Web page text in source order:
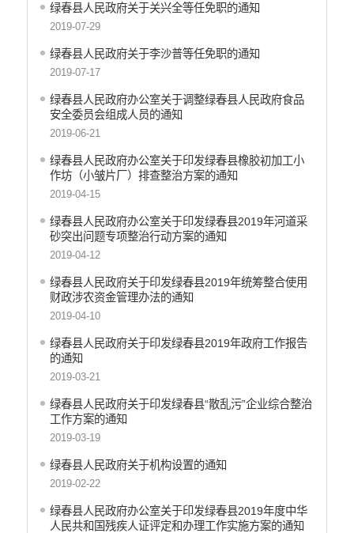
绿春县人民政府关于关兴全等任免职的通知
2019-07-29
绿春县人民政府关于李沙普等任免职的通知
2019-07-17
绿春县人民政府办公室关于调整绿春县人民政府食品
安全委员会组成人员的通知
2019-06-21
绿春县人民政府办公室关于印发绿春县橡胶初加工小
作坊（小皱片厂）排查整治方案的通知
2019-04-15
绿春县人民政府办公室关于印发绿春县2019年河道采
砂突出问题专项整治行动方案的通知
2019-04-12
绿春县人民政府关于印发绿春县2019年统筹整合使用
财政涉农资金管理办法的通知
2019-04-10
绿春县人民政府关于印发绿春县2019年政府工作报告
的通知
2019-03-21
绿春县人民政府关于印发绿春县“散乱污”企业综合整治
工作方案的通知
2019-03-19
绿春县人民政府关于机构设置的通知
2019-02-22
绿春县人民政府办公室关于印发绿春县2019年度中华
人民共和国残疾人证评定和办理工作实施方案的通知